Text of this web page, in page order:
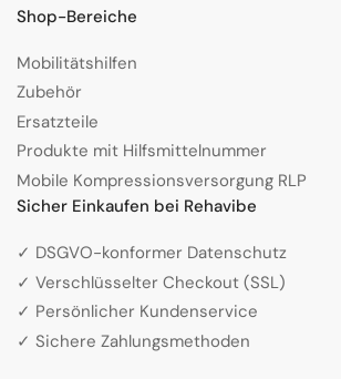
Shop-Bereiche
Mobilitätshilfen
Zubehör
Ersatzteile
Produkte mit Hilfsmittelnummer
Mobile Kompressionsversorgung RLP
Sicher Einkaufen bei Rehavibe
✓ DSGVO-konformer Datenschutz
✓ Verschlüsselter Checkout (SSL)
✓ Persönlicher Kundenservice
✓ Sichere Zahlungsmethoden